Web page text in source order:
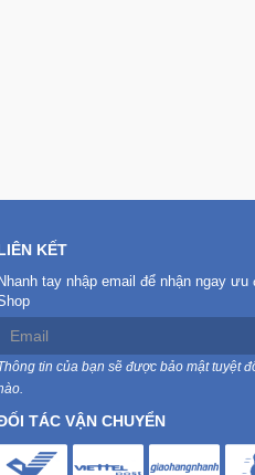
KẾT
Nhanh tay nhập email để nhận ngay
tin của bạn sẽ được bảo mật tuyệt
TÁC VẬN CHUYỂN